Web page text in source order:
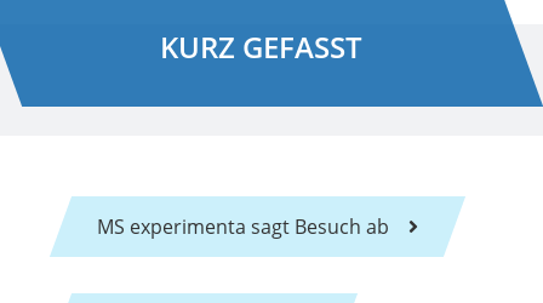
KURZ GEFASST
MS experimenta sagt Besuch ab